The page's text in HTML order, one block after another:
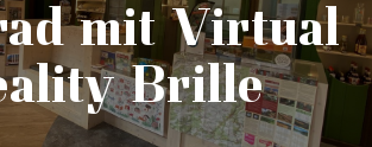
mit Virtual
Brille